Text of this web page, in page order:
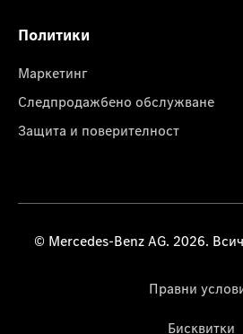
Политики
Маркетинг
Следпродажбено обслужване
Защита и поверителност
© Mercedes-Benz AG. 2026.
Правни
Бисквитки